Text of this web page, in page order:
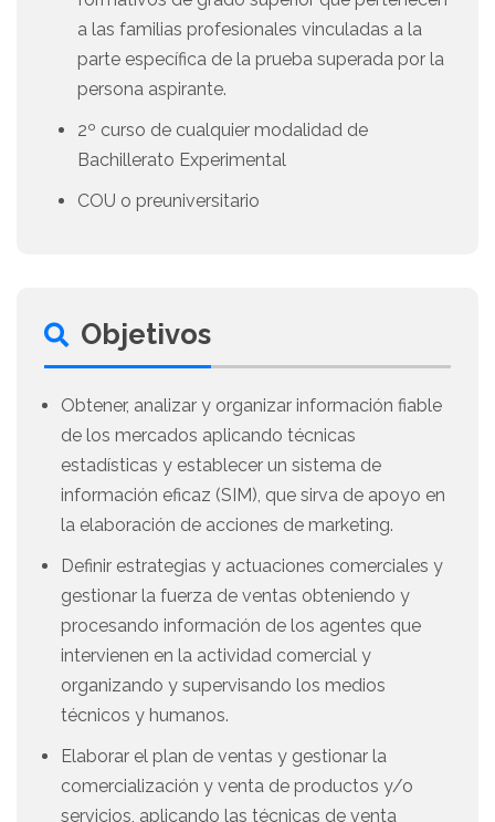
a las familias profesionales vinculadas a la
parte específica de la prueba superada por la
persona aspirante.
2º curso de cualquier modalidad de
Bachillerato Experimental
COU o preuniversitario
Objetivos
Obtener, analizar y organizar información fiable
de los mercados aplicando técnicas
estadísticas y establecer un sistema de
información eficaz (SIM), que sirva de apoyo en
la elaboración de acciones de marketing.
Definir estrategias y actuaciones comerciales y
gestionar la fuerza de ventas obteniendo y
procesando información de los agentes que
intervienen en la actividad comercial y
organizando y supervisando los medios
técnicos y humanos.
Elaborar el plan de ventas y gestionar la
comercialización y venta de productos y/o
servicios, aplicando las técnicas de venta